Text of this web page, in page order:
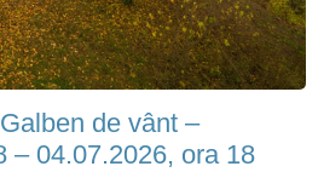
de vânt –
– 04.07.2026, ora 18